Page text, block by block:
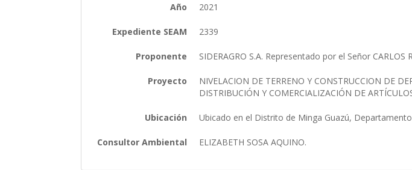
Año 2021
Expediente SEAM 2339
Proponente SIDERAGRO S.A. Representado por el Señor CARLOS
Proyecto
NIVELACION DE TERRENO Y CONSTRUCCION DE
DISTRIBUCIÓN Y COMERCIALIZACIÓN DE
Ubicación Ubicado en el Distrito de Minga Guazú,
Consultor Ambiental ELIZABETH SOSA AQUINO.